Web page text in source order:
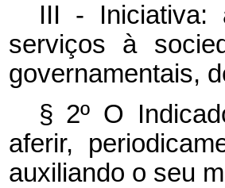
III - Iniciativa:
serviços à
governamentais,
§ 2º O
aferir,
auxiliando o seu